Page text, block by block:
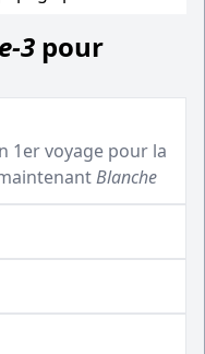
3 pour
1er voyage pour la
Blanche